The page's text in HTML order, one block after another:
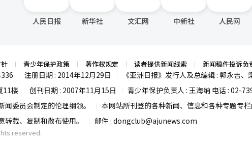
人民日报 新华社 文汇网 中新社 人民网
青少年保护政策 著作权规定 读者提供新闻线索 新闻稿件投诉负
注册日期 : 2014年12月29日 《亚洲日报》发行人及总编辑 : 郭永吉、
11楼
创刊日期 : 2007年11月15日
青少年保护负责人 : 王海纳 电话 : 02-
闻委员会制定的伦理纲领。
本网站所刊登的各种新闻、信息和各种专题专栏
载、复制和散布使用。
邮件 : dongclub@ajunews.com
reserved.